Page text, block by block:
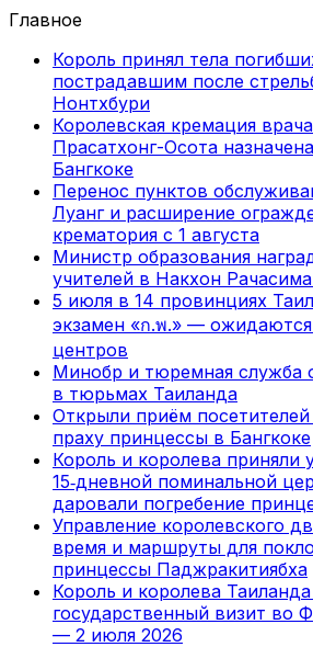
Главное
Король принял тела
пострадавшим после
Нонтхбури
Королевская кремация
Прасатхонг-Осота
Бангкоке
Перенос пунктов
Луанг и расширение
крематория с 1 августа
Министр образования
учителей в Накхон
5 июля в 14 провинциях
экзамен «ก.พ.» —
центров
Минобр и тюремная служба
в тюрьмах Таиланда
Открыли приём
праху принцессы в Бангкоке
Король и королева приняли
15‑дневной поминальной
даровали погребение
Управление королевского
время и маршруты для
принцессы Паджракитиябха
Король и королева
государственный визит во
— 2 июля 2026